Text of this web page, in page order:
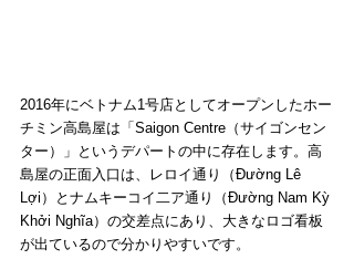
2016年にベトナム1号店としてオープンしたホー
チミン高島屋は「Saigon Centre（サイゴンセン
ター）」というデパートの中に存在します。高
島屋の正面入口は、レロイ通り（Đường Lê
Lợi）とナムキーコイ二ア通り（Đường Nam Kỳ
Khởi Nghĩa）の交差点にあり、大きなロゴ看板
が出ているので分かりやすいです。